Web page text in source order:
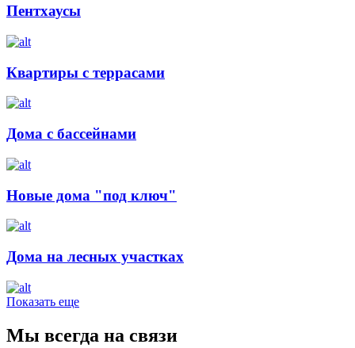
Пентхаусы
Квартиры с террасами
Дома с бассейнами
Новые дома "под ключ"
Дома на лесных участках
Показать еще
Мы всегда на связи